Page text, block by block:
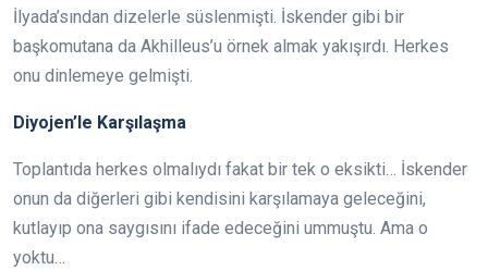
İlyada’sından dizelerle süslenmişti. İskender gibi bir
başkomutana da Akhilleus’u örnek almak yakışırdı. Herkes
onu dinlemeye gelmişti.
Diyojen’le Karşılaşma
Toplantıda herkes olmalıydı fakat bir tek o eksikti… İskender
onun da diğerleri gibi kendisini karşılamaya geleceğini,
kutlayıp ona saygısını ifade edeceğini ummuştu. Ama o
yoktu…